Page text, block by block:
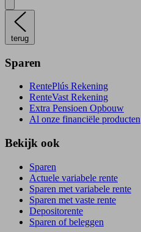
terug
Sparen
RentePlús Rekening
RenteVast Rekening
Extra Pensioen Opbouw
Al onze financiële producten
Bekijk ook
Sparen
Actuele variabele rente
Sparen met variabele rente
Sparen met vaste rente
Depositorente
Sparen of beleggen